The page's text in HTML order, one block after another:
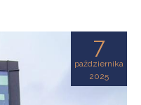
7
października
2025